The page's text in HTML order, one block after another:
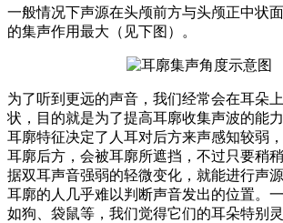
一般情况下声源在头颅前方与头颅正中状
的集声作用最大（见下图）。
为了听到更远的声音，我们经常会在耳朵
状，目的就是为了提高耳廓收集声波的能
耳廓特征决定了人耳对后方来声感知较弱
耳廓后方，会被耳廓所遮挡，不过只要稍
据双耳声音强弱的轻微变化，就能进行声
耳廓的人几乎难以判断声音发出的位置。
如狗、袋鼠等，我们觉得它们的耳朵特别